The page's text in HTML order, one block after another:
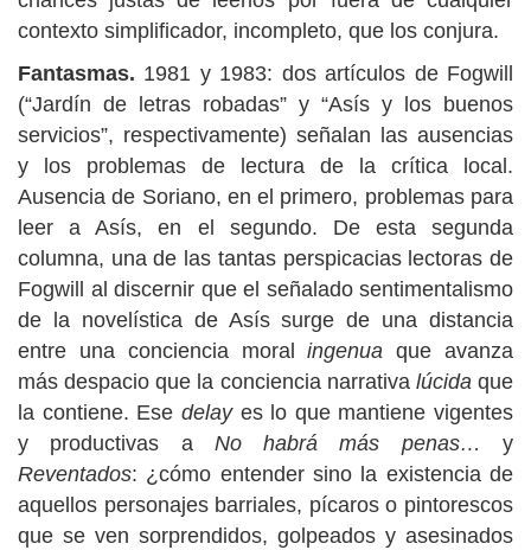
contexto simplificador, incompleto, que los conjura.
Fantasmas. 1981 y 1983: dos artículos de Fogwill
(“Jardín de letras robadas” y “Asís y los buenos
servicios”, respectivamente) señalan las ausencias
y los problemas de lectura de la crítica local.
Ausencia de Soriano, en el primero, problemas para
leer a Asís, en el segundo. De esta segunda
columna, una de las tantas perspicacias lectoras de
Fogwill al discernir que el señalado sentimentalismo
de la novelística de Asís surge de una distancia
entre una conciencia moralingenua que avanza
más despacio que la conciencia narrativa lúcidaque
la contiene. Ese delay es lo que mantiene vigentes
y productivas a No habrá más penas…
y
Reventados: ¿cómo entender sino la existencia de
aquellos personajes barriales, pícaros o pintorescos
que se ven sorprendidos, golpeados y asesinados